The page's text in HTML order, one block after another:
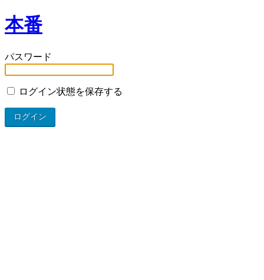
本番
パスワード
ログイン状態を保存する